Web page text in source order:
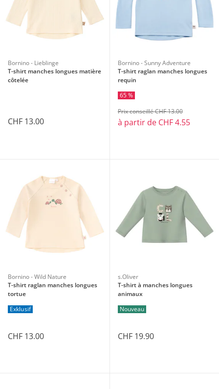
Bornino - Lieblinge
T-shirt manches longues matière
côtelée
CHF 13.00
Bornino - Sunny Adventure
T-shirt raglan manches longues
requin
65 %
à partir de CHF 4.55
Prix conseillé CHF 13.00
Bornino - Wild Nature
T-shirt raglan manches longues
tortue
Exklusif
CHF 13.00
s.Oliver
T-shirt à manches longues
animaux
Nouveau
CHF 19.90